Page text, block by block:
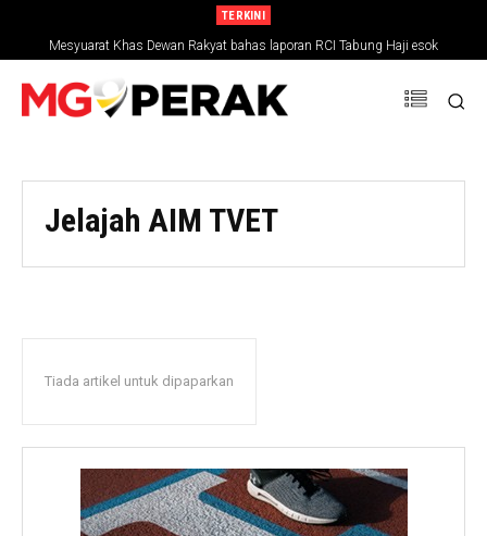
TERKINI
Mesyuarat Khas Dewan Rakyat bahas laporan RCI Tabung Haji esok
Jelajah AIM TVET
Tiada artikel untuk dipaparkan